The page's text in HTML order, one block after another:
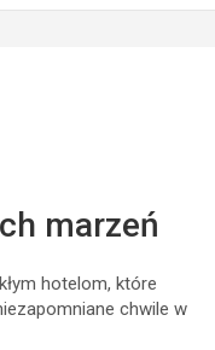
marzeń
hotelom, które
chwile w